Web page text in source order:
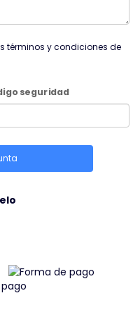
términos y condiciones de
seguridad